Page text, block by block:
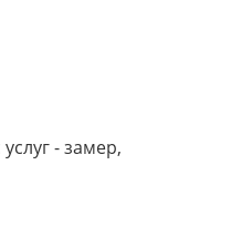
- замер,